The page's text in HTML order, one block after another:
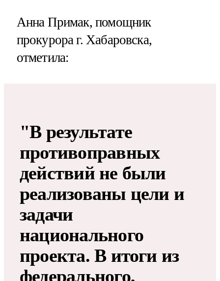
Анна Примак, помощник
прокурора г. Хабаровска,
отметила:
"В результате
противоправных
действий не были
реализованы цели и
задачи
национального
проекта. В итоги из
федерального,